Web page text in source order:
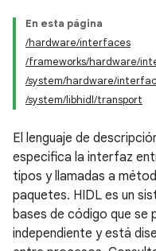
En esta página
/hardware/interfaces
/frameworks/hardware/
/system/hardware/
/system/libhidl/transport
El lenguaje de
especifica la interfaz
tipos y llamadas a
paquetes. HIDL es un
bases de código que se
independiente y está